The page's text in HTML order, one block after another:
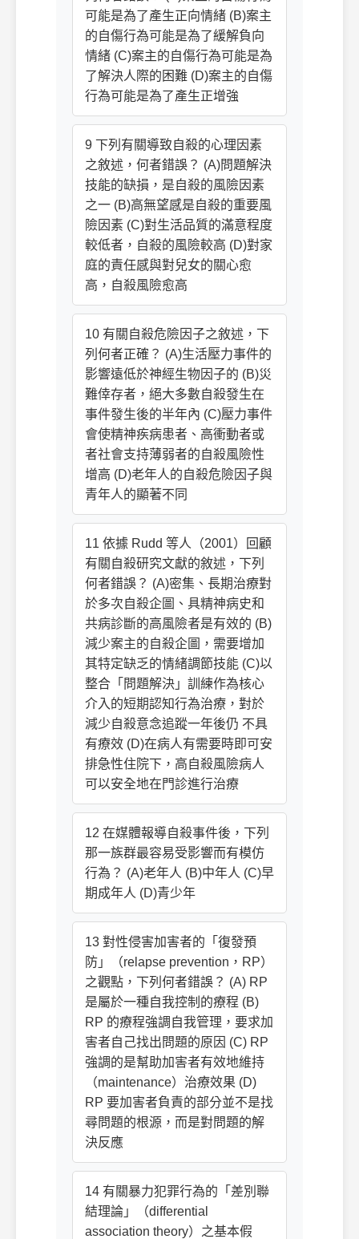
可能是為了產生正向情緒 (B)案主
的自傷行為可能是為了緩解負向
情緒 (C)案主的自傷行為可能是為
了解決人際的困難 (D)案主的自傷
行為可能是為了產生正增強
9 下列有關導致自殺的心理因素
之敘述，何者錯誤？ (A)問題解決
技能的缺損，是自殺的風險因素
之一 (B)高無望感是自殺的重要風
險因素 (C)對生活品質的滿意程度
較低者，自殺的風險較高 (D)對家
庭的責任感與對兒女的關心愈
高，自殺風險愈高
10 有關自殺危險因子之敘述，下
列何者正確？ (A)生活壓力事件的
影響遠低於神經生物因子的 (B)災
難倖存者，絕大多數自殺發生在
事件發生後的半年內 (C)壓力事件
會使精神疾病患者、高衝動者或
者社會支持薄弱者的自殺風險性
增高 (D)老年人的自殺危險因子與
青年人的顯著不同
11 依據 Rudd 等人（2001）回顧
有關自殺研究文獻的敘述，下列
何者錯誤？ (A)密集、長期治療對
於多次自殺企圖、具精神病史和
共病診斷的高風險者是有效的 (B)
減少案主的自殺企圖，需要增加
其特定缺乏的情緒調節技能 (C)以
整合「問題解決」訓練作為核心
介入的短期認知行為治療，對於
減少自殺意念追蹤一年後仍 不具
有療效 (D)在病人有需要時即可安
排急性住院下，高自殺風險病人
可以安全地在門診進行治療
12 在媒體報導自殺事件後，下列
那一族群最容易受影響而有模仿
行為？ (A)老年人 (B)中年人 (C)早
期成年人 (D)青少年
13 對性侵害加害者的「復發預
防」（relapse prevention，RP）
之觀點，下列何者錯誤？ (A) RP
是屬於一種自我控制的療程 (B)
RP 的療程強調自我管理，要求加
害者自己找出問題的原因 (C) RP
強調的是幫助加害者有效地維持
（maintenance）治療效果 (D)
RP 要加害者負責的部分並不是找
尋問題的根源，而是對問題的解
決反應
14 有關暴力犯罪行為的「差別聯
結理論」（differential
association theory）之基本假